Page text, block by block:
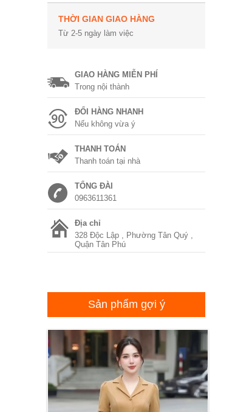
THỜI GIAN GIAO HÀNG
Từ 2-5 ngày làm việc
GIAO HÀNG MIỄN PHÍ
Trong nội thành
ĐỔI HÀNG NHANH
Nếu không vừa ý
THANH TOÁN
Thanh toán tại nhà
TỔNG ĐÀI
0963611361
Địa chỉ
328 Độc Lập , Phường Tân Quý ,
Quận Tân Phú
Sản phẩm gợi ý